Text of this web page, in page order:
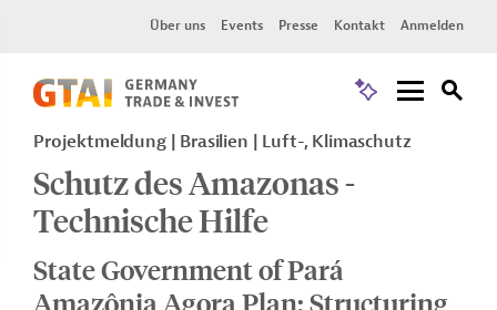
Über uns Events Presse Kontakt Anmelden
Projektmeldung Brasilien Luft-, Klimaschutz
Schutz des Amazonas -
Technische Hilfe
State Government of Pará
Amazônia Agora Plan: Structuring